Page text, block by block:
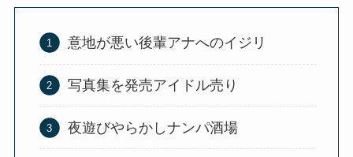
意地が悪い後輩アナへのイジリ
写真集を発売アイドル売り
夜遊びやらかしナンパ酒場